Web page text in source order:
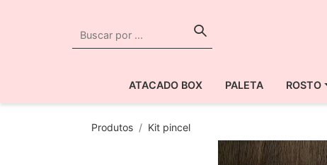
ATACADO BOX PALETA ROSTO
Produtos Kit pincel